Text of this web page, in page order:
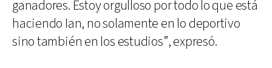
ganadores. Estoy orgulloso por todo lo que está
haciendo Ian, no solamente en lo deportivo
sino también en los estudios”, expresó.